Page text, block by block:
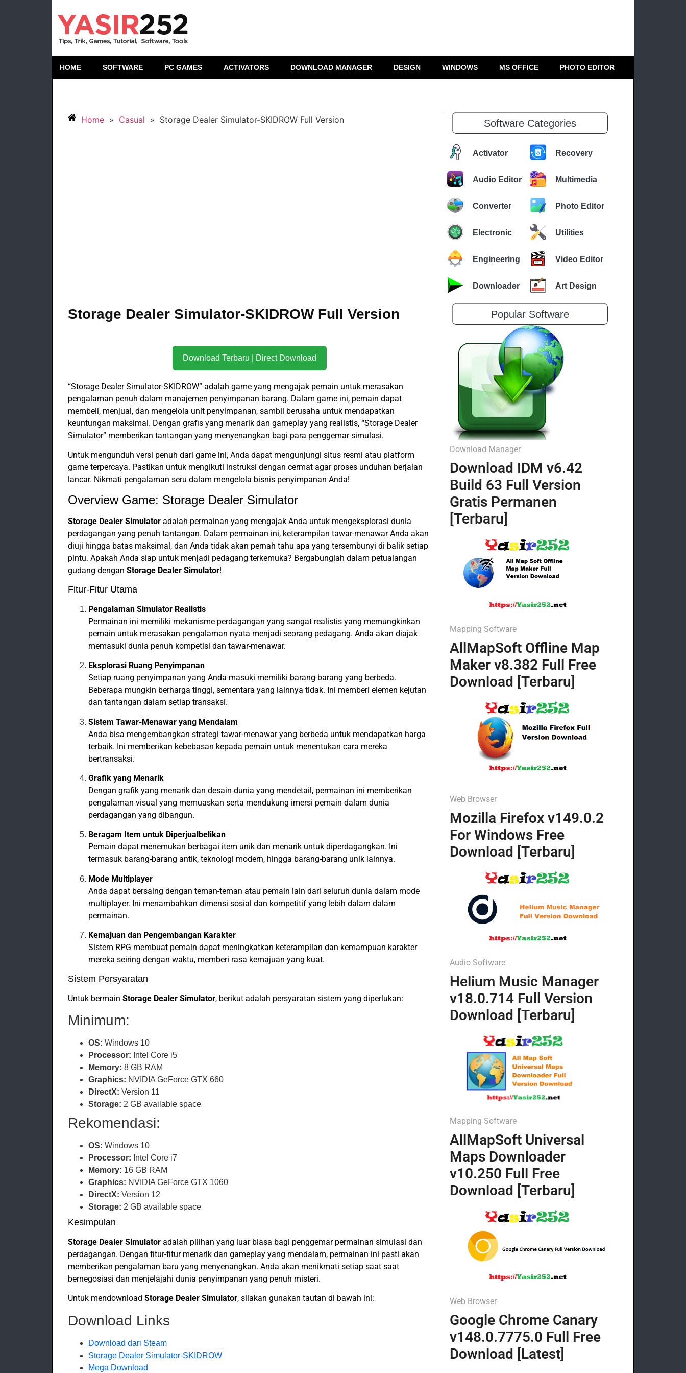
HOME SOFTWARE PC GAMES ACTIVATORS DOWNLOAD MANAGER DESIGN WINDOWS MS OFFICE PHOTO EDITOR
Home » Casual » Storage Dealer Simulator-SKIDROW Full Version
Storage Dealer Simulator-SKIDROW Full Version
Download Terbaru | Direct Download
“Storage Dealer Simulator-SKIDROW” adalah game yang mengajak pemain untuk merasakan
pengalaman penuh dalam manajemen penyimpanan barang. Dalam game ini, pemain dapat
membeli, menjual, dan mengelola unit penyimpanan, sambil berusaha untuk mendapatkan
keuntungan maksimal. Dengan grafis yang menarik dan gameplay yang realistis, “Storage Dealer
Simulator” memberikan tantangan yang menyenangkan bagi para penggemar simulasi.
Untuk mengunduh versi penuh dari game ini, Anda dapat mengunjungi situs resmi atau platform
game terpercaya. Pastikan untuk mengikuti instruksi dengan cermat agar proses unduhan berjalan
lancar. Nikmati pengalaman seru dalam mengelola bisnis penyimpanan Anda!
Overview Game: Storage Dealer Simulator
Storage Dealer Simulator adalah permainan yang mengajak Anda untuk mengeksplorasi dunia
perdagangan yang penuh tantangan. Dalam permainan ini, keterampilan tawar-menawar Anda akan
diuji hingga batas maksimal, dan Anda tidak akan pernah tahu apa yang tersembunyi di balik setiap
pintu. Apakah Anda siap untuk menjadi pedagang terkemuka? Bergabunglah dalam petualangan
gudang dengan Storage Dealer Simulator!
Fitur-Fitur Utama
Pengalaman Simulator Realistis
Permainan ini memiliki mekanisme perdagangan yang sangat realistis yang memungkinkan
pemain untuk merasakan pengalaman nyata menjadi seorang pedagang. Anda akan diajak
memasuki dunia penuh kompetisi dan tawar-menawar.
Eksplorasi Ruang Penyimpanan
Setiap ruang penyimpanan yang Anda masuki memiliki barang-barang yang berbeda.
Beberapa mungkin berharga tinggi, sementara yang lainnya tidak. Ini memberi elemen kejutan
dan tantangan dalam setiap transaksi.
Sistem Tawar-Menawar yang Mendalam
Anda bisa mengembangkan strategi tawar-menawar yang berbeda untuk mendapatkan harga
terbaik. Ini memberikan kebebasan kepada pemain untuk menentukan cara mereka
bertransaksi.
Grafik yang Menarik
Dengan grafik yang menarik dan desain dunia yang mendetail, permainan ini memberikan
pengalaman visual yang memuaskan serta mendukung imersi pemain dalam dunia
perdagangan yang dibangun.
Beragam Item untuk Diperjualbelikan
Pemain dapat menemukan berbagai item unik dan menarik untuk diperdagangkan. Ini
termasuk barang-barang antik, teknologi modern, hingga barang-barang unik lainnya.
Mode Multiplayer
Anda dapat bersaing dengan teman-teman atau pemain lain dari seluruh dunia dalam mode
multiplayer. Ini menambahkan dimensi sosial dan kompetitif yang lebih dalam dalam
permainan.
Kemajuan dan Pengembangan Karakter
Sistem RPG membuat pemain dapat meningkatkan keterampilan dan kemampuan karakter
mereka seiring dengan waktu, memberi rasa kemajuan yang kuat.
Sistem Persyaratan
Untuk bermain Storage Dealer Simulator, berikut adalah persyaratan sistem yang diperlukan:
Minimum:
OS: Windows 10
Processor: Intel Core i5
Memory: 8 GB RAM
Graphics: NVIDIA GeForce GTX 660
DirectX: Version 11
Storage: 2 GB available space
Rekomendasi:
OS: Windows 10
Processor: Intel Core i7
Memory: 16 GB RAM
Graphics: NVIDIA GeForce GTX 1060
DirectX: Version 12
Storage: 2 GB available space
Kesimpulan
Storage Dealer Simulator adalah pilihan yang luar biasa bagi penggemar permainan simulasi dan
perdagangan. Dengan fitur-fitur menarik dan gameplay yang mendalam, permainan ini pasti akan
memberikan pengalaman baru yang menyenangkan. Anda akan menikmati setiap saat saat
bernegosiasi dan menjelajahi dunia penyimpanan yang penuh misteri.
Untuk mendownload Storage Dealer Simulator, silakan gunakan tautan di bawah ini:
Download Links
Download dari Steam
Storage Dealer Simulator-SKIDROW
Mega Download
Software Categories
Activator Recovery
Audio Editor Multimedia
Converter Photo Editor
Electronic Utilities
Engineering Video Editor
Downloader Art Design
Popular Software
Download Manager
Download IDM v6.42
Build 63 Full Version
Gratis Permanen
[Terbaru]
Mapping Software
AllMapSoft Offline Map
Maker v8.382 Full Free
Download [Terbaru]
Web Browser
Mozilla Firefox v149.0.2
For Windows Free
Download [Terbaru]
Audio Software
Helium Music Manager
v18.0.714 Full Version
Download [Terbaru]
Mapping Software
AllMapSoft Universal
Maps Downloader
v10.250 Full Free
Download [Terbaru]
Web Browser
Google Chrome Canary
v148.0.7775.0 Full Free
Download [Latest]